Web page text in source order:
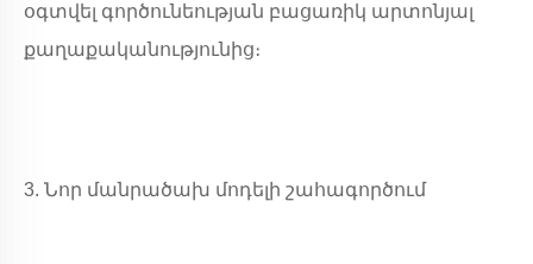
օգտվել գործունեության բացառիկ արտոնյալ
քաղաքականությունից։
3. Նոր մանրածախ մոդելի շահագործում